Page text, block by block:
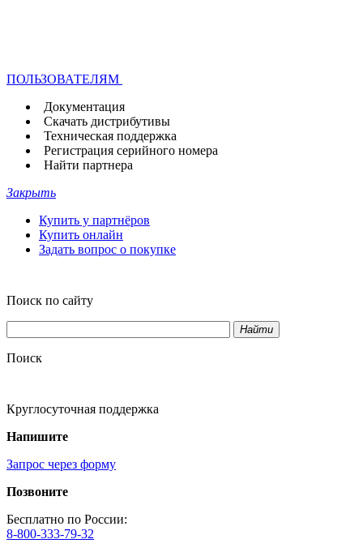
ПОЛЬЗОВАТЕЛЯМ
Документация
Скачать дистрибутивы
Техническая поддержка
Регистрация серийного номера
Найти партнера
Закрыть
Купить у партнёров
Купить онлайн
Задать вопрос о покупке
Поиск по сайту
Найти
Поиск
Круглосуточная поддержка
Напишите
Запрос через форму
Позвоните
Бесплатно по России:
8-800-333-79-32